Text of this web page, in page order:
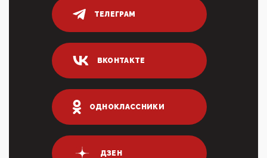
05:52, 10 Апреля 2026
Тем временем, в Германии г-н Мерц заявил, что
Он это ...
04:47, 10 Апреля 2026
ИНН для переводов по СБП это первый шаг из
логических двухЗаполнение ИНН при любых
переводах по ...
03:35, 10 Апреля 2026
крупных банках по итогам 2025 года превысило 63
млрд руб. ...
ТЕЛЕГРАМ
ВКОНТАКТЕ
ОДНОКЛАССНИКИ
ДЗЕН